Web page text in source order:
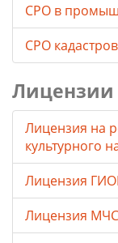
СРО в
СРО
Лицензии
Лицензия на
культурного
Лицензия
Лицензия МЧС